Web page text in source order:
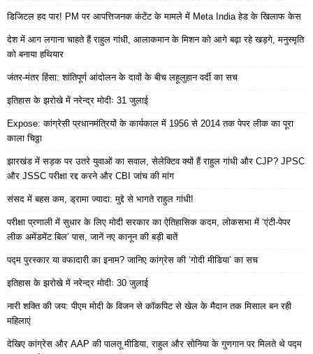
डिजिटल हद पार! PM पर आपत्तिजनक कंटेंट के मामले में Meta India हेड के खिलाफ केस
देश में आग लगाना चाहते हैं राहुल गांधी, आलाकमान के मिशन को आगे बढ़ा रहे खड़गे, मनुस्मृति
को बनाया हथियार
जंतर-मंतर हिंसा: शांतिपूर्ण आंदोलन के दावों के बीच लहूलुहान वर्दी का सच
इतिहास के झरोखे में नरेन्द्र मोदीः 31 जुलाई
Expose: कांग्रेसी प्रधानमंत्रियों के कार्यकाल में 1956 से 2014 तक पेपर लीक का पूरा
काला चिठ्ठा
झारखंड में सड़क पर उतरे युवाओं का सवाल, सेलेक्टिव क्यों हैं राहुल गांधी और CJP? JPSC
और JSSC परीक्षा रद्द करने और CBI जांच की मांग
संसद में बहस कम, ड्रामा ज्यादा: मुद्दे से भागते राहुल गांधी!
परीक्षा प्रणाली में सुधार के लिए मोदी सरकार का ऐतिहासिक कदम, लोकसभा में ‘एंटी-पेपर
लीक अमेंडमेंट बिल’ पास, जानें नए कानून की बड़ी बातें
पद्म पुरस्कार या वफादारी का इनाम? जानिए कांग्रेस की ‘गोदी मीडिया’ का सच
इतिहास के झरोखे में नरेन्द्र मोदीः 30 जुलाई
नारी शक्ति की जय: पीएम मोदी के विजन से कॉकपिट से खेल के मैदान तक मिसाल बन रही
महिलाएं
देखिए कांग्रेस और AAP की पालतू मीडिया, राहुल और सोनिया के गुणगान पर मिलते थे पद्म